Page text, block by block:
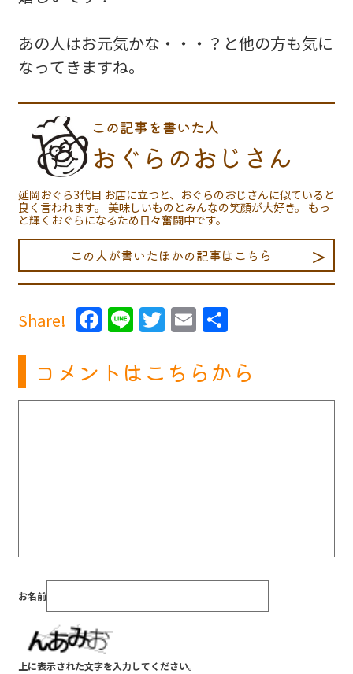
あの人はお元気かな・・・？と他の方も気に
なってきますね。
この記事を書いた人
おぐらのおじさん
延岡おぐら3代目 お店に立つと、おぐらのおじさんに似ていると
良く言われます。 美味しいものとみんなの笑顔が大好き。 もっ
と輝くおぐらになるため日々奮闘中です。
この人が書いたほかの記事はこちら
Share! Facebook
LineTwitter
Email
コメントはこちらから
お名前
上に表示された文字を入力してください。